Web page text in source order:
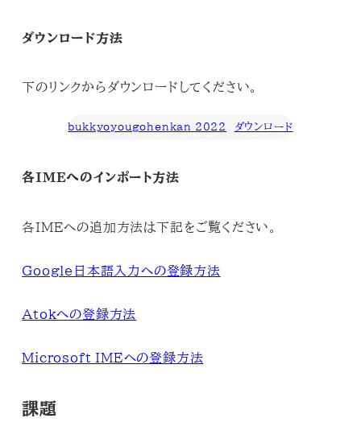
ダウンロード方法
下のリンクからダウンロードしてください。
bukkyoyougohenkan 2022 ダウンロード
各IMEへのインポート方法
各IMEへの追加方法は下記をご覧ください。
Google日本語入力への登録方法
Atokへの登録方法
Microsoft IMEへの登録方法
課題